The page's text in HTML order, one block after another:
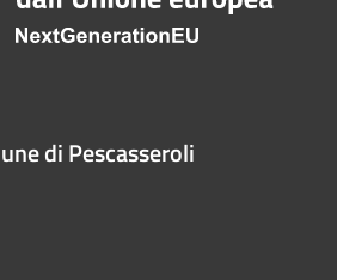
di Pescasseroli